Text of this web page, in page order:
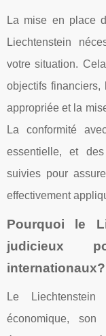
La mise en place
Liechtenstein
votre situation.
objectifs
appropriée et la
La conformité
essentielle, et
suivies pour
effectivement
Pourquoi le
judicieux
internationaux?
Le
économique,